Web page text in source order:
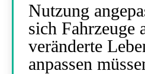
Nutzung
sich Fahrzeuge
veränderte
anpassen